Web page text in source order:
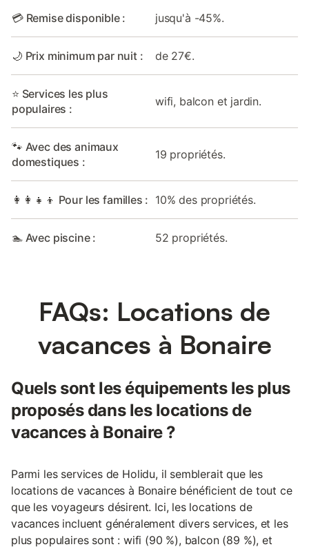
💳 Remise disponible : jusqu'à -45%.
🌙 Prix minimum par nuit : de 27€.
⭐ Services les plus
populaires :
wifi, balcon et jardin.
🐾 Avec des animaux
domestiques :
19 propriétés.
👩‍👩‍👧‍👦 Pour les familles : 10% des propriétés.
🏊 Avec piscine : 52 propriétés.
FAQs: Locations de
vacances à Bonaire
Quels sont les équipements les plus
proposés dans les locations de
vacances à Bonaire ?
Parmi les services de Holidu, il semblerait que les
locations de vacances à Bonaire bénéficient de tout ce
que les voyageurs désirent. Ici, les locations de
vacances incluent généralement divers services, et les
plus populaires sont : wifi (90 %), balcon (89 %), et